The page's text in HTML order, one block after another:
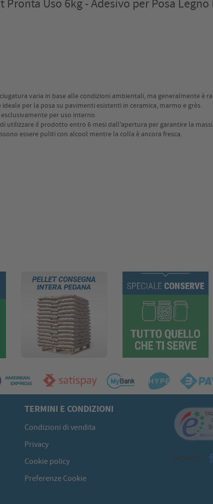
Uso 6kg - Adesivo per Posa
varia in base alle condizioni ambientali, ma generalmente è
ideale per la posa su pavimenti esistenti in ceramica, marmo e grès.
per uso interno.
di utilizzare il prodotto entro 6 mesi dall'apertura per garantire la
essere puliti con alcool mentre la colla è ancora fresca.
TERMINI E CONDIZIONI
Condizioni di vendita
Privacy
Cookie policy
Preferenze Cookie
Seguici su